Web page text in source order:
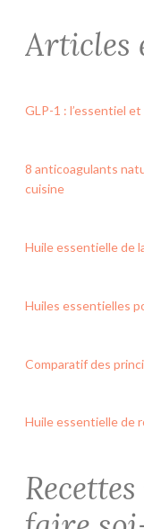
Articles
GLP-1 : l’essentiel
8 anticoagulants
cuisine
Huile essentielle de
Huiles essentielles
Comparatif des
Huile essentielle de